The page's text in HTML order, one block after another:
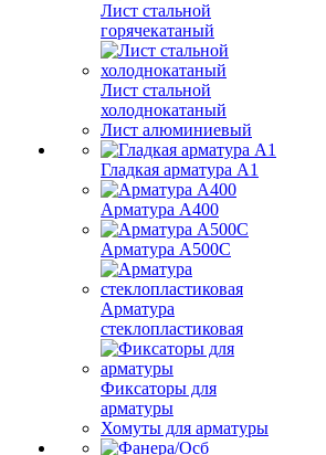
Лист стальной
горячекатаный
Лист стальной
холоднокатаный
Лист алюминиевый
Гладкая арматура А1
Арматура А400
Арматура A500C
Арматура
стеклопластиковая
Фиксаторы для
арматуры
Хомуты для арматуры